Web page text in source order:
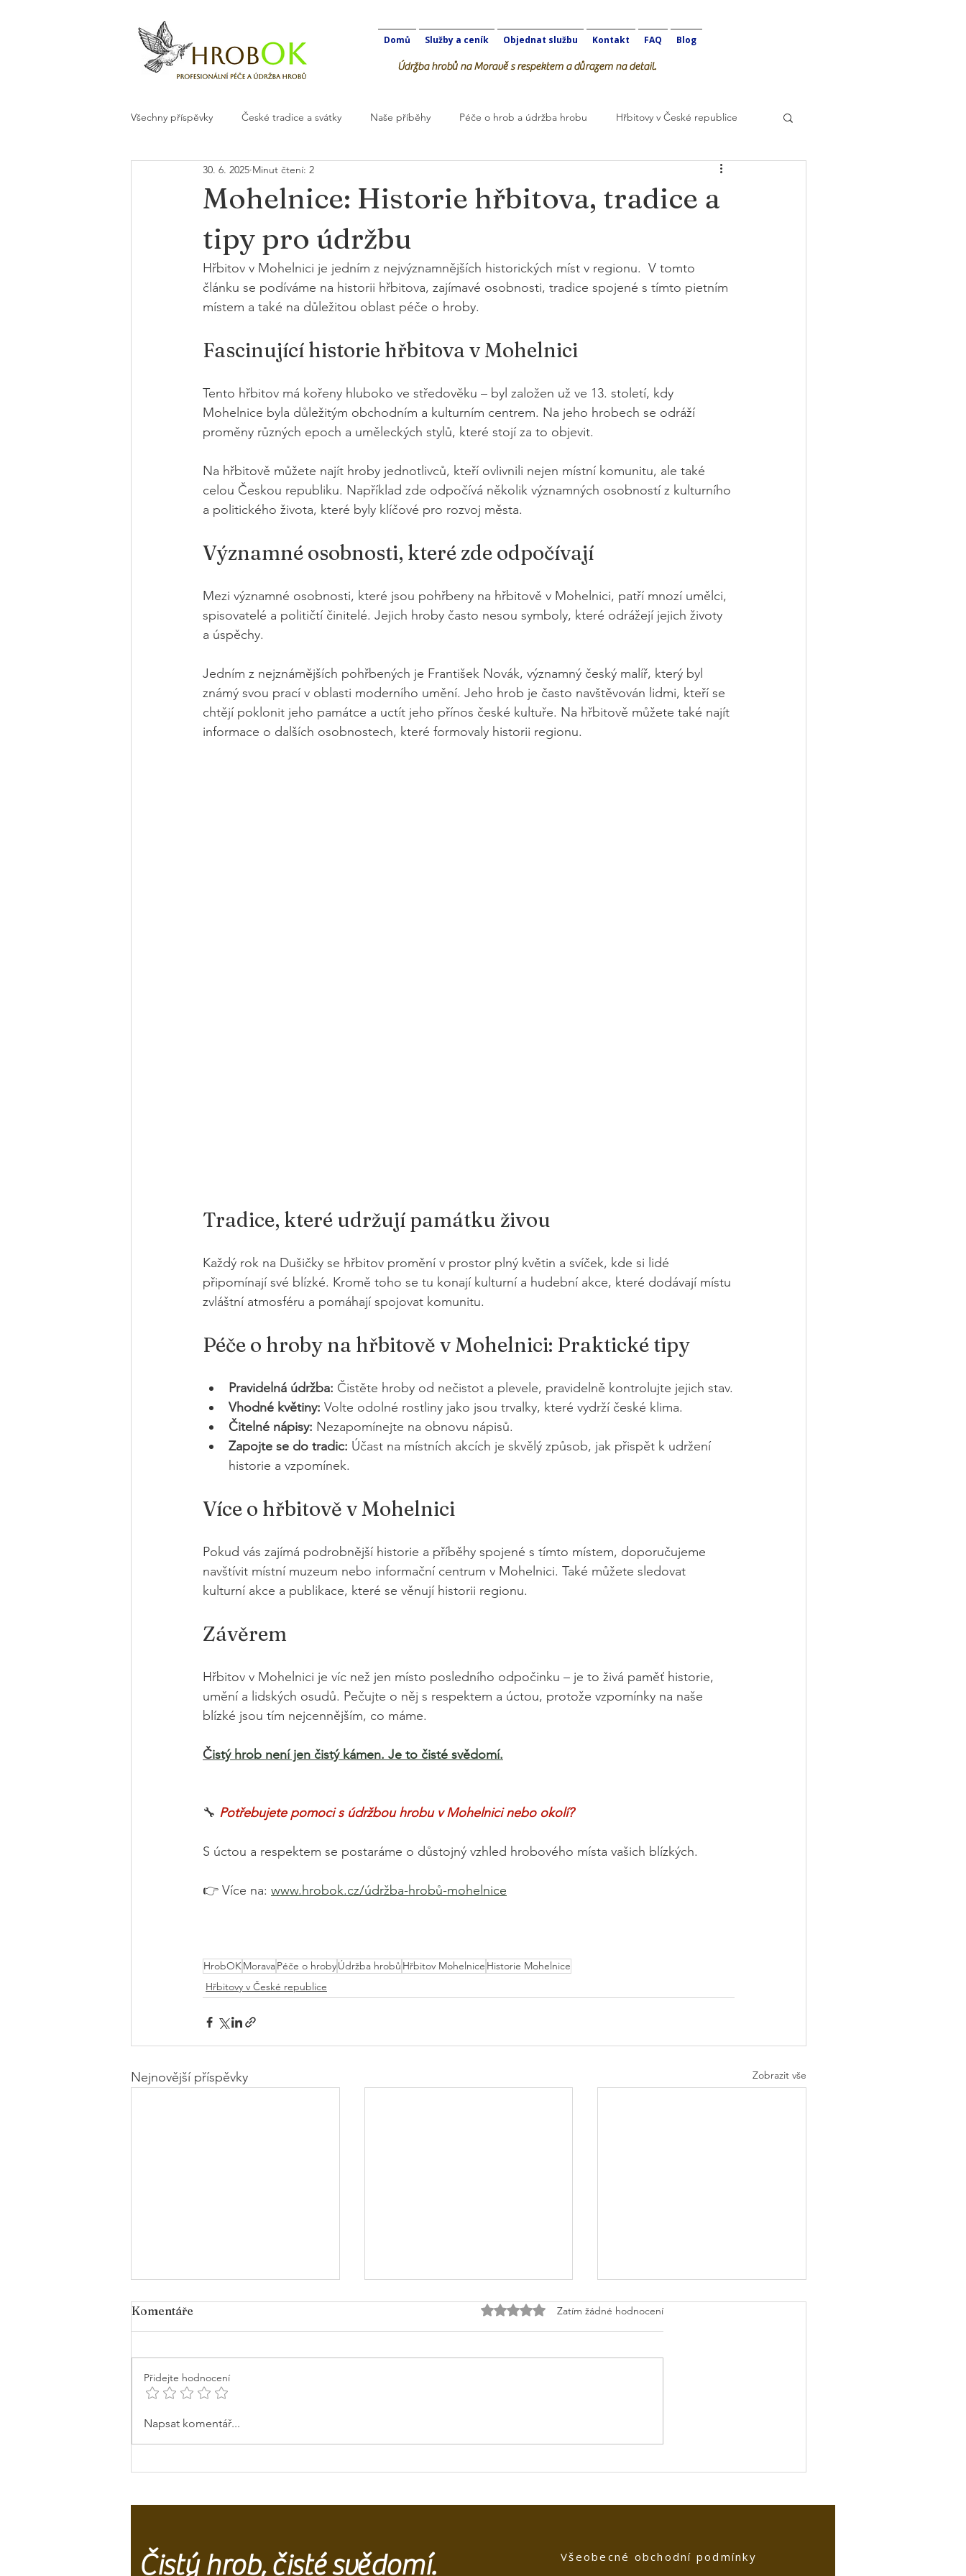
Domů Služby a ceník Objednat službu Kontakt FAQ Blog
Údržba hrobů na Moravě s respektem a důrazem na detail.
Všechny příspěvky České tradice a svátky Naše příběhy Péče o hrob a údržba hrobu Hřbitovy v České republice
Květiny a dekorace na hrob HrobOK
Mohelnice: Historie hřbitova, tradice a
tipy pro údržbu
30. 6. 2025 Minut čtení: 2
Hřbitov v Mohelnici je jedním z nejvýznamnějších historických míst v regionu.  V tomto
článku se podíváme na historii hřbitova, zajímavé osobnosti, tradice spojené s tímto pietním
místem a také na důležitou oblast péče o hroby.
Fascinující historie hřbitova v Mohelnici
Tento hřbitov má kořeny hluboko ve středověku – byl založen už ve 13. století, kdy
Mohelnice byla důležitým obchodním a kulturním centrem. Na jeho hrobech se odráží
proměny různých epoch a uměleckých stylů, které stojí za to objevit.
Na hřbitově můžete najít hroby jednotlivců, kteří ovlivnili nejen místní komunitu, ale také
celou Českou republiku. Například zde odpočívá několik významných osobností z kulturního
a politického života, které byly klíčové pro rozvoj města.
Významné osobnosti, které zde odpočívají
Mezi významné osobnosti, které jsou pohřbeny na hřbitově v Mohelnici, patří mnozí umělci,
spisovatelé a političtí činitelé. Jejich hroby často nesou symboly, které odrážejí jejich životy
a úspěchy.
Jedním z nejznámějších pohřbených je František Novák, významný český malíř, který byl
známý svou prací v oblasti moderního umění. Jeho hrob je často navštěvován lidmi, kteří se
chtějí poklonit jeho památce a uctít jeho přínos české kultuře. Na hřbitově můžete také najít
informace o dalších osobnostech, které formovaly historii regionu.
Tradice, které udržují památku živou
Každý rok na Dušičky se hřbitov promění v prostor plný květin a svíček, kde si lidé
připomínají své blízké. Kromě toho se tu konají kulturní a hudební akce, které dodávají místu
zvláštní atmosféru a pomáhají spojovat komunitu.
Péče o hroby na hřbitově v Mohelnici: Praktické tipy
Pravidelná údržba: Čistěte hroby od nečistot a plevele, pravidelně kontrolujte jejich stav.
Vhodné květiny: Volte odolné rostliny jako jsou trvalky, které vydrží české klima.
Čitelné nápisy: Nezapomínejte na obnovu nápisů.
Zapojte se do tradic: Účast na místních akcích je skvělý způsob, jak přispět k udržení
historie a vzpomínek.
Více o hřbitově v Mohelnici
Pokud vás zajímá podrobnější historie a příběhy spojené s tímto místem, doporučujeme
navštívit místní muzeum nebo informační centrum v Mohelnici. Také můžete sledovat
kulturní akce a publikace, které se věnují historii regionu.
Závěrem
Hřbitov v Mohelnici je víc než jen místo posledního odpočinku – je to živá paměť historie,
umění a lidských osudů. Pečujte o něj s respektem a úctou, protože vzpomínky na naše
blízké jsou tím nejcennějším, co máme.
Čistý hrob není jen čistý kámen. Je to čisté svědomí.
🔧 Potřebujete pomoci s údržbou hrobu v Mohelnici nebo okolí?
S úctou a respektem se postaráme o důstojný vzhled hrobového místa vašich blízkých.
👉 Více na: www.hrobok.cz/údržba-hrobů-mohelnice
HrobOKMoravaPéče o hrobyÚdržba hrobů Hřbitov Mohelnice Historie Mohelnice
Hřbitovy v České republice
Nejnovější příspěvky Zobrazit vše
Olomouc: Historie
Komentáře Hodnoceno 0 z 5 hvězdiček.
Zatím žádné hodnocení
Přidejte hodnocení
Napsat komentář...
Čistý hrob, čisté svědomí. Všeobecné obchodní podmínky